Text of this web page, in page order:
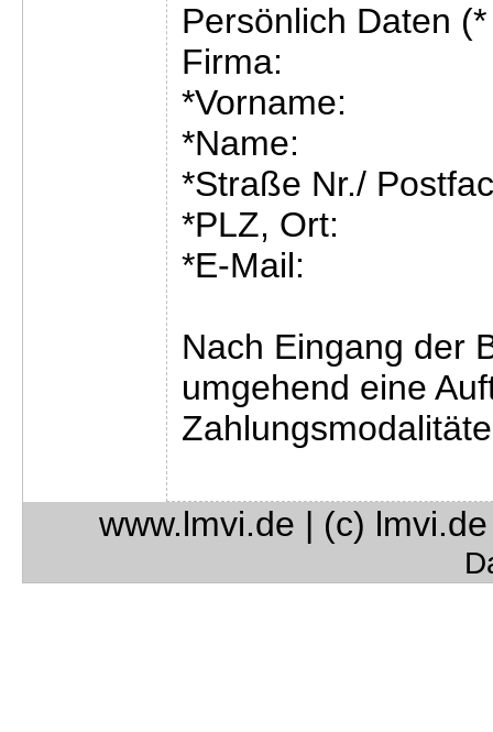
Persönlich Daten
Firma:
*Vorname:
*Name:
*Straße Nr./
*PLZ, Ort:
*E-Mail:
Nach Eingang der
umgehend eine
www.lmvi.de | (c)